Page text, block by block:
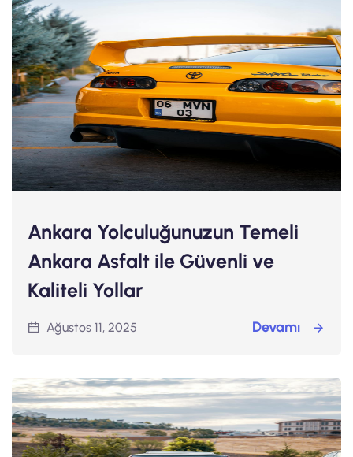
Ankara Yolculuğunuzun Temeli
Ankara Asfalt ile Güvenli ve
Kaliteli Yollar
Ağustos 11, 2025 Devamı